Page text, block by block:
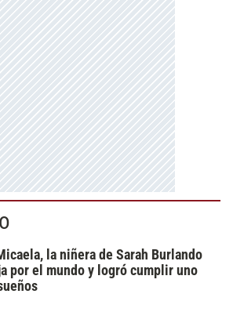
la niñera de Sarah Burlando
por el mundo y logró cumplir uno